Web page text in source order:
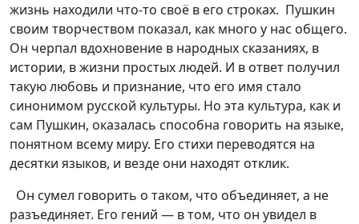
жизнь находили что-то своё в его строках. Пушкин
своим творчеством показал, как много у нас общего.
Он черпал вдохновение в народных сказаниях, в
истории, в жизни простых людей. И в ответ получил
такую любовь и признание, что его имя стало
синонимом русской культуры. Но эта культура, как и
сам Пушкин, оказалась способна говорить на языке,
понятном всему миру. Его стихи переводятся на
десятки языков, и везде они находят отклик.
Он сумел говорить о таком, что объединяет, а не
разъединяет. Его гений — в том, что он увидел в